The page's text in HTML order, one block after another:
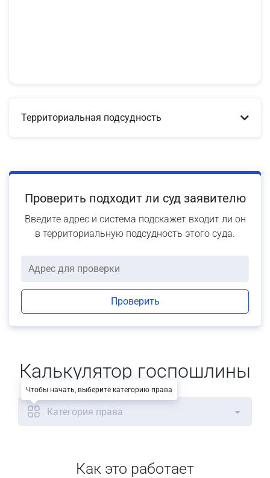
Территориальная подсудность
Проверить подходит ли суд заявителю
Введите адрес и система подскажет входит ли он
в территориальную подсудность этого суда.
Проверить
Калькулятор госпошлины
Категория права
Как это работает
Чтобы начать, выберите категорию права